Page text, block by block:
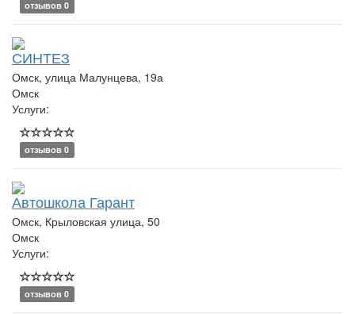
отзывов 0
СИНТЕЗ
Омск, улица Малунцева, 19а
Омск
Услуги:
отзывов 0
Автошкола Гарант
Омск, Крыловская улица, 50
Омск
Услуги:
отзывов 0